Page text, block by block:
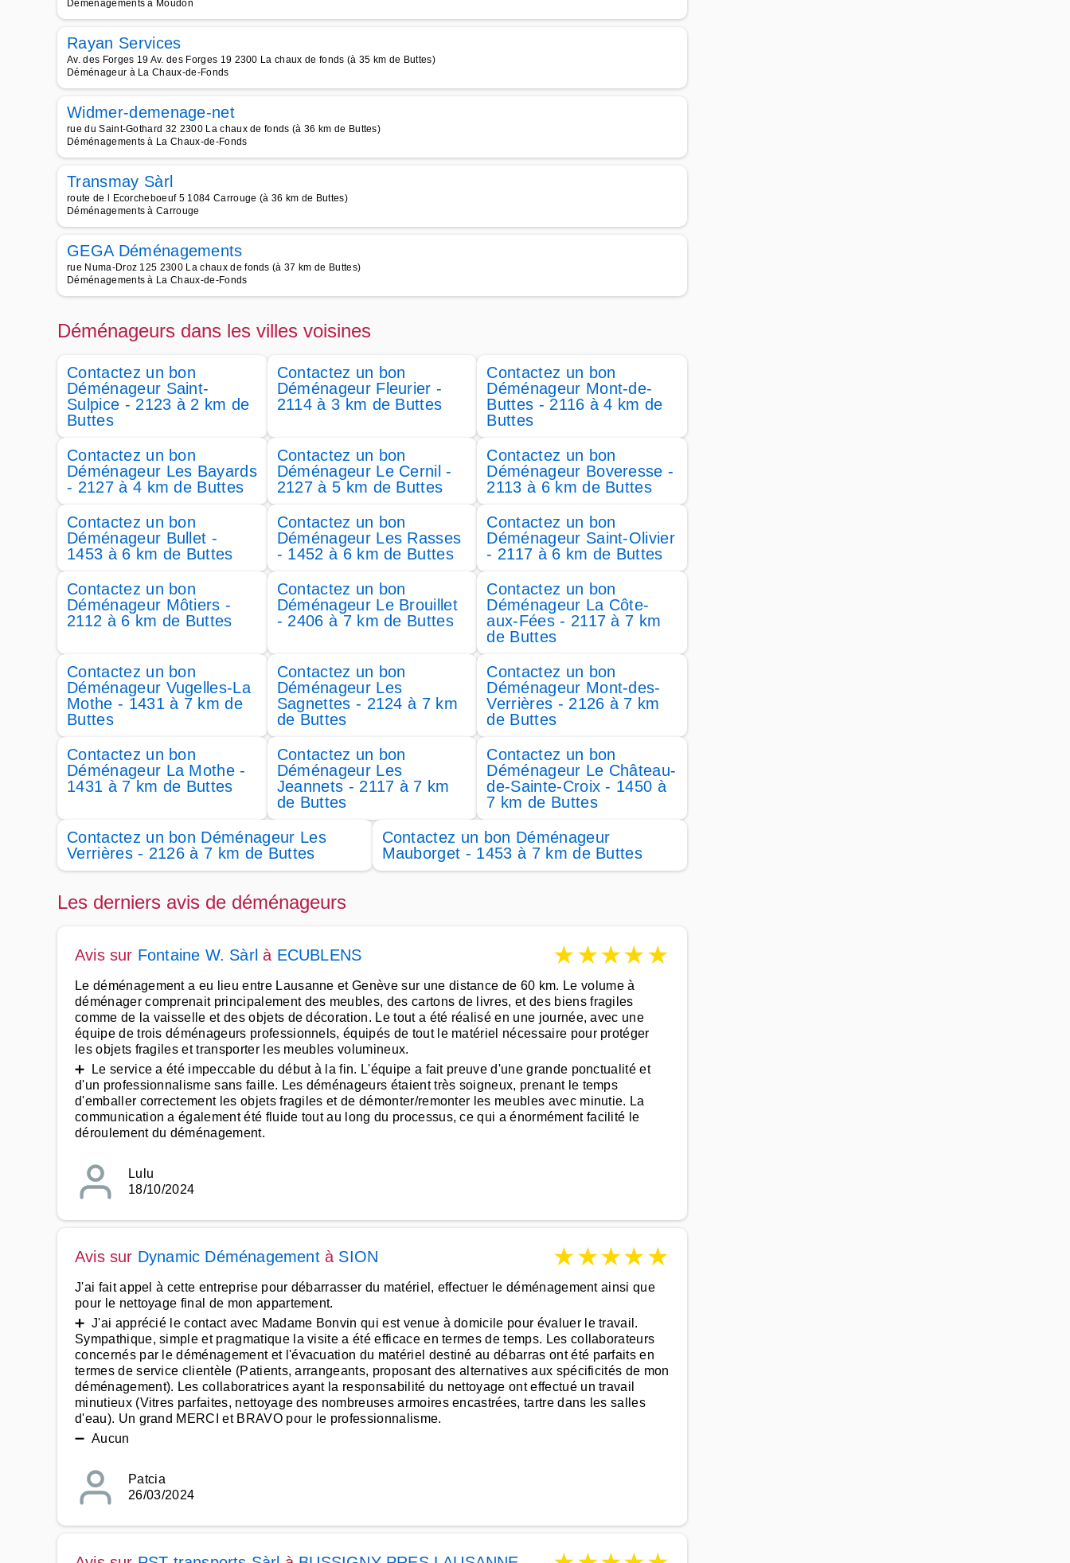
Déménagements à Moudon
Rayan Services
Av. des Forges 19 Av. des Forges 19 2300 La chaux de fonds (à 35 km de Buttes)
Déménageur à La Chaux-de-Fonds
Widmer-demenage-net
rue du Saint-Gothard 32 2300 La chaux de fonds (à 36 km de Buttes)
Déménagements à La Chaux-de-Fonds
Transmay Sàrl
route de l Ecorcheboeuf 5 1084 Carrouge (à 36 km de Buttes)
Déménagements à Carrouge
GEGA Déménagements
rue Numa-Droz 125 2300 La chaux de fonds (à 37 km de Buttes)
Déménagements à La Chaux-de-Fonds
Déménageurs dans les villes voisines
Contactez un bon
Déménageur Saint-
Sulpice - 2123 à 2 km de
Buttes
Contactez un bon
Déménageur Fleurier -
2114 à 3 km de Buttes
Contactez un bon
Déménageur Mont-de-
Buttes - 2116 à 4 km de
Buttes
Contactez un bon
Déménageur Les Bayards
- 2127 à 4 km de Buttes
Contactez un bon
Déménageur Le Cernil -
2127 à 5 km de Buttes
Contactez un bon
Déménageur Boveresse -
2113 à 6 km de Buttes
Contactez un bon
Déménageur Bullet -
1453 à 6 km de Buttes
Contactez un bon
Déménageur Les Rasses
- 1452 à 6 km de Buttes
Contactez un bon
Déménageur Saint-Olivier
- 2117 à 6 km de Buttes
Contactez un bon
Déménageur Môtiers -
2112 à 6 km de Buttes
Contactez un bon
Déménageur Le Brouillet
- 2406 à 7 km de Buttes
Contactez un bon
Déménageur La Côte-
aux-Fées - 2117 à 7 km
de Buttes
Contactez un bon
Déménageur Vugelles-La
Mothe - 1431 à 7 km de
Buttes
Contactez un bon
Déménageur Les
Sagnettes - 2124 à 7 km
de Buttes
Contactez un bon
Déménageur Mont-des-
Verrières - 2126 à 7 km
de Buttes
Contactez un bon
Déménageur La Mothe -
1431 à 7 km de Buttes
Contactez un bon
Déménageur Les
Jeannets - 2117 à 7 km
de Buttes
Contactez un bon
Déménageur Le Château-
de-Sainte-Croix - 1450 à
7 km de Buttes
Contactez un bon Déménageur Les
Verrières - 2126 à 7 km de Buttes
Contactez un bon Déménageur
Mauborget - 1453 à 7 km de Buttes
Les derniers avis de déménageurs
Avis sur Fontaine W. Sàrl à ECUBLENS ★★★★★
Le déménagement a eu lieu entre Lausanne et Genève sur une distance de 60 km. Le volume à
déménager comprenait principalement des meubles, des cartons de livres, et des biens fragiles
comme de la vaisselle et des objets de décoration. Le tout a été réalisé en une journée, avec une
équipe de trois déménageurs professionnels, équipés de tout le matériel nécessaire pour protéger
les objets fragiles et transporter les meubles volumineux.
➕ Le service a été impeccable du début à la fin. L'équipe a fait preuve d'une grande ponctualité et
d'un professionnalisme sans faille. Les déménageurs étaient très soigneux, prenant le temps
d'emballer correctement les objets fragiles et de démonter/remonter les meubles avec minutie. La
communication a également été fluide tout au long du processus, ce qui a énormément facilité le
déroulement du déménagement.
Lulu
18/10/2024
Avis sur Dynamic Déménagementà SION ★★★★★
J'ai fait appel à cette entreprise pour débarrasser du matériel, effectuer le déménagement ainsi que
pour le nettoyage final de mon appartement.
➕ J'ai apprécié le contact avec Madame Bonvin qui est venue à domicile pour évaluer le travail.
Sympathique, simple et pragmatique la visite a été efficace en termes de temps. Les collaborateurs
concernés par le déménagement et l'évacuation du matériel destiné au débarras ont été parfaits en
termes de service clientèle (Patients, arrangeants, proposant des alternatives aux spécificités de mon
déménagement). Les collaboratrices ayant la responsabilité du nettoyage ont effectué un travail
minutieux (Vitres parfaites, nettoyage des nombreuses armoires encastrées, tartre dans les salles
d'eau). Un grand MERCI et BRAVO pour le professionnalisme.
➖ Aucun
Patcia
26/03/2024